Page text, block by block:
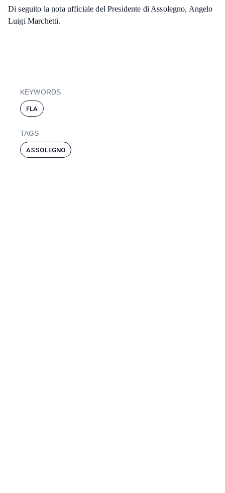
Di seguito la nota ufficiale del Presidente di Assolegno, Angelo
Luigi Marchetti.
KEYWORDS
FLA
TAGS
ASSOLEGNO